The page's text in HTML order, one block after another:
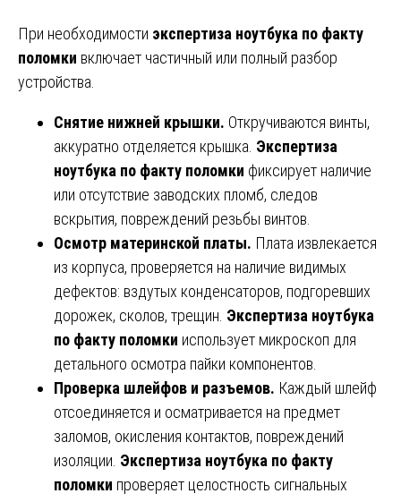
При необходимости экспертиза ноутбука по факту
поломки включает частичный или полный разбор
устройства.
Снятие нижней крышки. Откручиваются винты,
аккуратно отделяется крышка. Экспертиза
ноутбука по факту поломки фиксирует наличие
или отсутствие заводских пломб, следов
вскрытия, повреждений резьбы винтов.
Осмотр материнской платы. Плата извлекается
из корпуса, проверяется на наличие видимых
дефектов: вздутых конденсаторов, подгоревших
дорожек, сколов, трещин. Экспертиза ноутбука
по факту поломки использует микроскоп для
детального осмотра пайки компонентов.
Проверка шлейфов и разъемов. Каждый шлейф
отсоединяется и осматривается на предмет
заломов, окисления контактов, повреждений
изоляции. Экспертиза ноутбука по факту
поломки проверяет целостность сигнальных